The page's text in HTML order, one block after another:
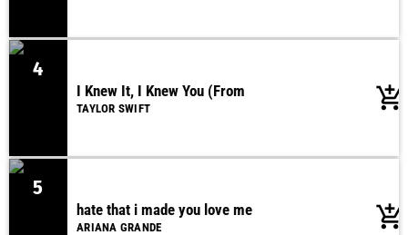
4
I Knew It, I Knew You (From
TAYLOR SWIFT add_shopping_cart
5
hate that i made you love me
ARIANA GRANDE add_shopping_cart